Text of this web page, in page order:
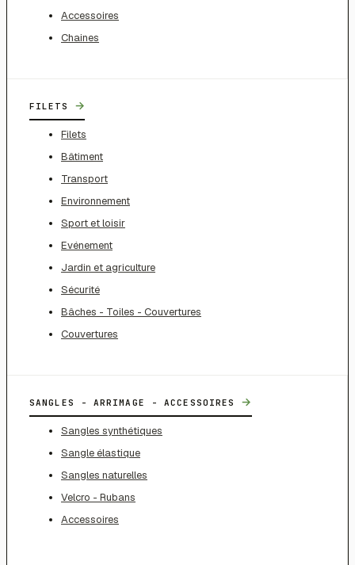
Accessoires
Chaines
FILETS →
Filets
Bâtiment
Transport
Environnement
Sport et loisir
Evénement
Jardin et agriculture
Sécurité
Bâches - Toiles - Couvertures
Couvertures
SANGLES - ARRIMAGE - ACCESSOIRES →
Sangles synthétiques
Sangle élastique
Sangles naturelles
Velcro - Rubans
Accessoires